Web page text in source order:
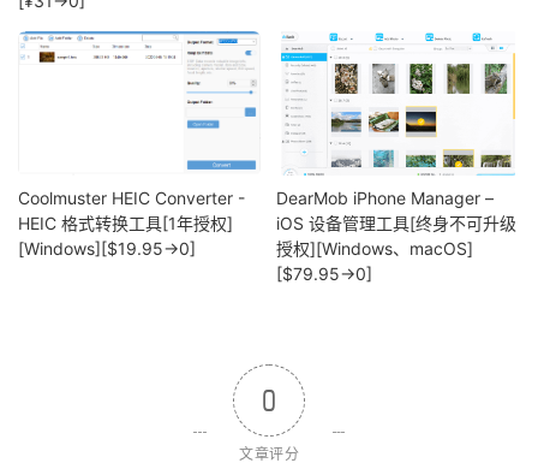
Coolmuster HEIC Converter -
HEIC 格式转换工具[1年授权]
[Windows][$19.95→0]
DearMob iPhone Manager –
iOS 设备管理工具[终身不可升级
授权][Windows、macOS]
[$79.95→0]
0
文章评分